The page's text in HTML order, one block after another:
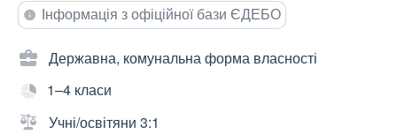
Інформація з офіційної бази ЄДЕБО
Державна, комунальна форма власності
1–4 класи
Учні/освітяни 3:1